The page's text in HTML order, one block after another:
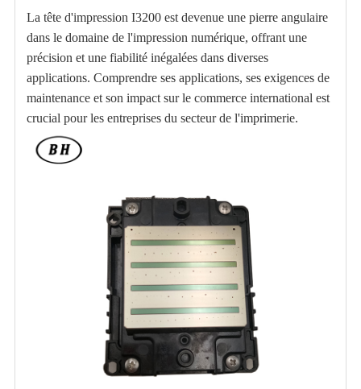
La tête d'impression I3200 est devenue une pierre angulaire
dans le domaine de l'impression numérique, offrant une
précision et une fiabilité inégalées dans diverses
applications. Comprendre ses applications, ses exigences de
maintenance et son impact sur le commerce international est
crucial pour les entreprises du secteur de l'imprimerie.